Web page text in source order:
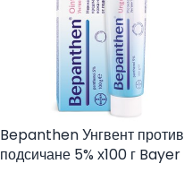
Bepanthen Унгвент против
подсичане 5% х100 г Bayer